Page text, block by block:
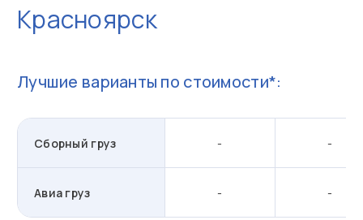
Красноярск
Лучшие варианты по стоимости*:
Сборный груз - -
Авиа груз - -